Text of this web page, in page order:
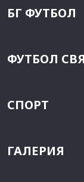
БГ ФУТБОЛ
ФУТБОЛ
СПОРТ
ГАЛЕРИЯ